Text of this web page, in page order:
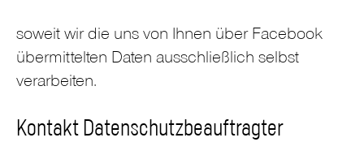
soweit wir die uns von Ihnen über Facebook
übermittelten Daten ausschließlich selbst
verarbeiten.
Kontakt Datenschutzbeauftragter